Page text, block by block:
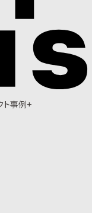
ト事例+